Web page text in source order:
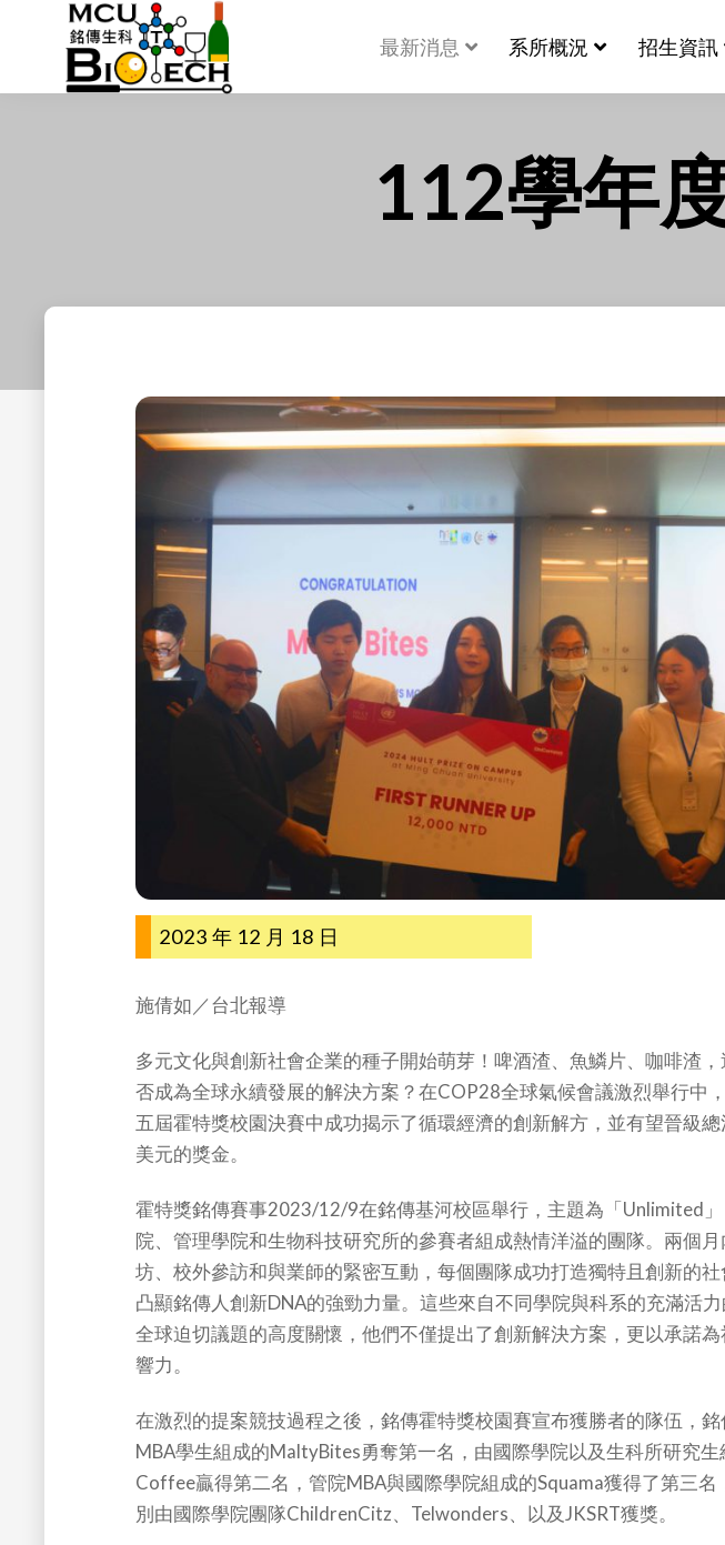
最新消息 系所概況 招生資訊
112學年
2023 年 12 月 18 日
施倩如／台北報導
多元文化與創新社會企業的種子開始萌芽！啤酒渣、魚鱗片、咖啡渣
否成為全球永續發展的解決方案？在COP28全球氣候會議激烈舉行中
五屆霍特獎校園決賽中成功揭示了循環經濟的創新解方，並有望晉級
美元的獎金。
霍特獎銘傳賽事2023/12/9在銘傳基河校區舉行，主題為「Unlimited
院、管理學院和生物科技研究所的參賽者組成熱情洋溢的團隊。兩個
坊、校外參訪和與業師的緊密互動，每個團隊成功打造獨特且創新的
凸顯銘傳人創新DNA的強勁力量。這些來自不同學院與科系的充滿活
全球迫切議題的高度關懷，他們不僅提出了創新解決方案，更以承諾
響力。
在激烈的提案競技過程之後，銘傳霍特獎校園賽宣布獲勝者的隊伍，
MBA學生組成的MaltyBites勇奪第一名，由國際學院以及生科所研究生
Coffee贏得第二名，管院MBA與國際學院組成的Squama獲得了第三名
別由國際學院團隊ChildrenCitz、Telwonders、以及JKSRT獲獎。